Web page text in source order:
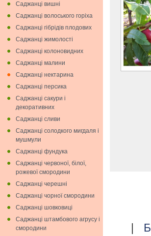
|
Саджанці вишнi
Саджанці волоського горіха
Саджанці гiбрiдiв плодових
Саджанці жимолості
Саджанці колоновидних
Саджанці малини
Саджанці нектарина
Саджанці персика
Саджанці сакури і
декоративних
Саджанці сливи
Саджанці солодкого мигдаля i
мушмули
Саджанці фундука
Саджанці червоної, білої,
рожевої смородини
Саджанці черешні
Саджанці чорної смородини
Саджанці шовковиці
Саджанці штамбового агрусу і
смородини